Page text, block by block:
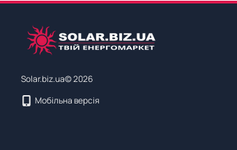
Solar.biz.ua© 2026
Мобільна версія